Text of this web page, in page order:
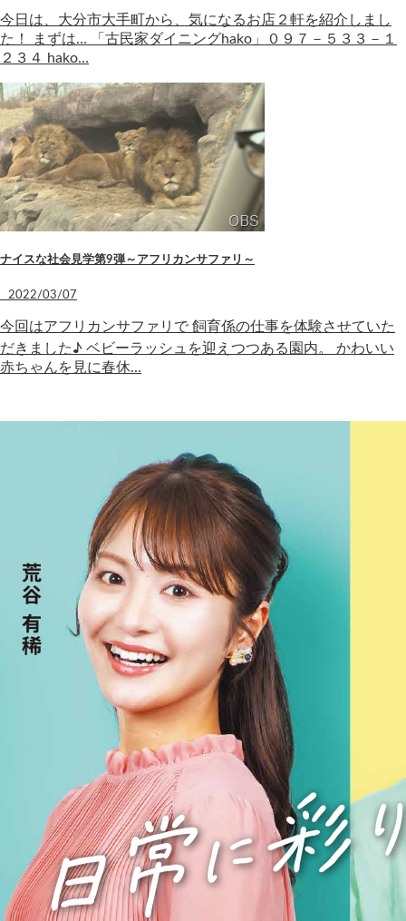
今日は、大分市大手町から、気になるお店２軒を紹介しまし
た！ まずは… 「古民家ダイニングhako」０９７－５３３－１
２３４ hako…
ナイスな社会見学第9弾～アフリカンサファリ～
2022/03/07
今回はアフリカンサファリで 飼育係の仕事を体験させていた
だきました♪ ベビーラッシュを迎えつつある園内。 かわいい
赤ちゃんを見に春休…